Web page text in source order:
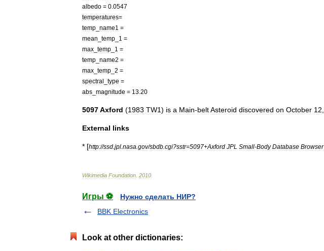
albedo = 0 0547
temperatures=
temp name1 =
mean
temp 1 =
max temp 1 =
temp name2 =
max temp 2 =
spectral
type =
abs magnitude = 13 20
5097Axford (1983 TW1) is a Main-beltAsteroid discovered on October 12
External links
* [http://ssd jpl nasa gov/sbdb cgi?sstr=5097+Axford JPL Small-Body Database Browser
Wikimedia Foundation 2010
Игры ⚽
Нужно сделать НИР?
BBK Electronics
Look at other dictionaries: